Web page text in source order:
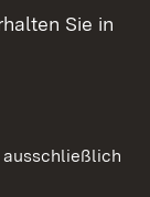
Sie in